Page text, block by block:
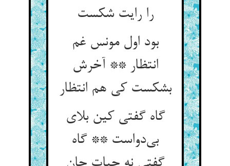
را رایت شکست
بود اول مونس غم
انتظار ** آخرش
بشکست کی هم انتظار
گاه گفتی کین بلای
بی‌دواست ** گاه